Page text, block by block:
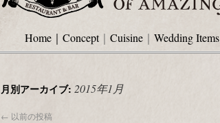
Home ｜ Concept｜ Cuisine ｜ Wedding Items
月別アーカイブ: 2015年1月
← 以前の投稿